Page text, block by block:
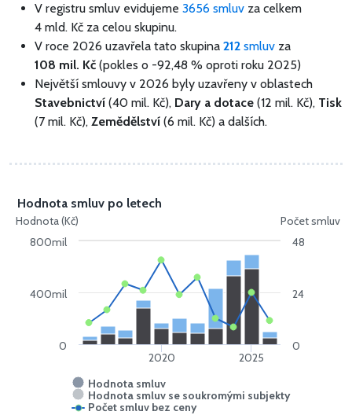
V registru smluv evidujeme 3656 smluv za celkem
4 mld. Kč za celou skupinu.
V roce 2026 uzavřela tato skupina 212 smluv za
108 mil. Kč (pokles o -92,48 % oproti roku 2025)
Největší smlouvy v 2026 byly uzavřeny v oblastech
Stavebnictví (40 mil. Kč), Dary a dotace (12 mil. Kč), Tisk
(7 mil. Kč), Zemědělství (6 mil. Kč) a dalších.
Hodnota (Kč) Počet smluv
Hodnota smluv po letech
Hodnota smluv
Hodnota smluv se soukromými subjekty
Počet smluv bez ceny
2020 2025
0
400mil
800mil
0
24
48